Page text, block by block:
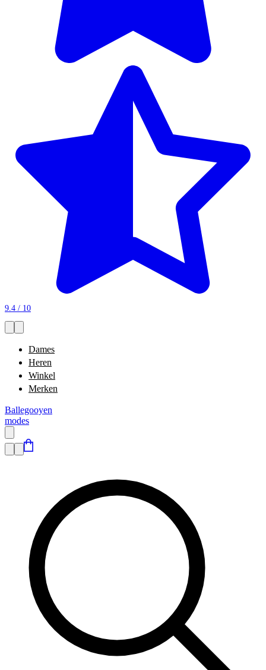
9.4 / 10
Dames
Heren
Winkel
Merken
Ballegooyen
modes